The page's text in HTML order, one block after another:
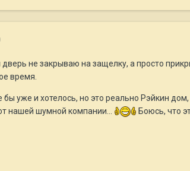
дверь не закрываю на защелку, а просто
время.
уже и хотелось, но это реально Рэйкин
нашей шумной компании...
Боюсь, что